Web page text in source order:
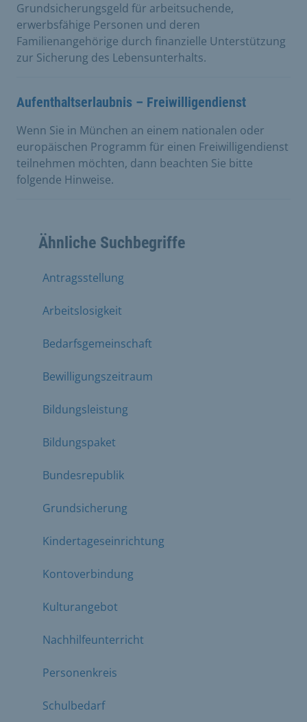
Grundsicherungsgeld für arbeitsuchende,
erwerbsfähige Personen und deren
Familienangehörige durch finanzielle Unterstützung
zur Sicherung des Lebensunterhalts.
Aufenthaltserlaubnis – Freiwilligendienst
Wenn Sie in München an einem nationalen oder
europäischen Programm für einen Freiwilligendienst
teilnehmen möchten, dann beachten Sie bitte
folgende Hinweise.
Ähnliche Suchbegriffe
Antragsstellung
Arbeitslosigkeit
Bedarfsgemeinschaft
Bewilligungszeitraum
Bildungsleistung
Bildungspaket
Bundesrepublik
Grundsicherung
Kindertageseinrichtung
Kontoverbindung
Kulturangebot
Nachhilfeunterricht
Personenkreis
Schulbedarf